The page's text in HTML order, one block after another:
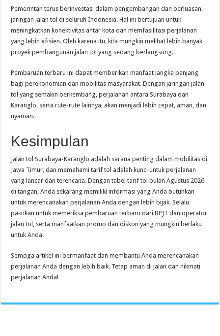
Pemerintah terus berinvestasi dalam pengembangan dan perluasan
jaringan jalan tol di seluruh Indonesia. Hal ini bertujuan untuk
meningkatkan konektivitas antar kota dan memfasilitasi perjalanan
yang lebih efisien. Oleh karena itu, kita mungkin melihat lebih banyak
proyek pembangunan jalan tol yang sedang berlangsung.
Pembaruan terbaru ini dapat memberikan manfaat jangka panjang
bagi perekonomian dan mobilitas masyarakat. Dengan jaringan jalan
tol yang semakin berkembang, perjalanan antara Surabaya dan
Karanglo, serta rute-rute lainnya, akan menjadi lebih cepat, aman, dan
nyaman.
Kesimpulan
Jalan tol Surabaya-Karanglo adalah sarana penting dalam mobilitas di
Jawa Timur, dan memahami tarif tol adalah kunci untuk perjalanan
yang lancar dan terencana. Dengan tabel tarif tol bulan Agustus 2026
di tangan, Anda sekarang memiliki informasi yang Anda butuhkan
untuk merencanakan perjalanan Anda dengan lebih bijak. Selalu
pastikan untuk memeriksa pembaruan terbaru dari BPJT dan operator
jalan tol, serta manfaatkan promo dan diskon yang mungkin berlaku
untuk Anda.
Semoga artikel ini bermanfaat dan membantu Anda merencanakan
perjalanan Anda dengan lebih baik. Tetap aman di jalan dan nikmati
perjalanan Anda!